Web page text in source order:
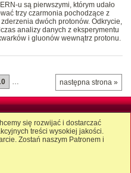
u są pierwszymi, którym udało
trzy czarmonia pochodzące z
dwóch protonów. Odkrycie,
analizy danych z eksperymentu
i gluonów wewnątrz protonu.
następna strona »
…
się rozwijać i dostarczać
treści wysokiej jakości.
Zostań naszym Patronem i